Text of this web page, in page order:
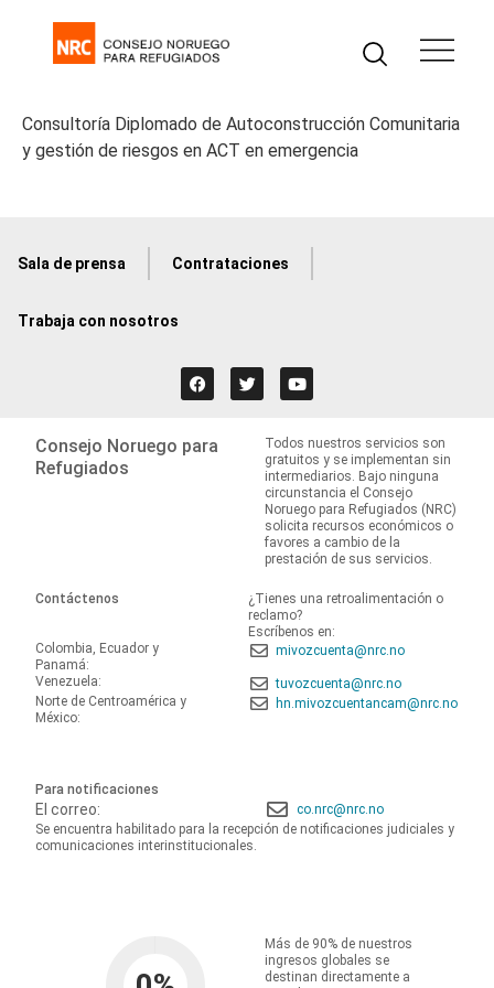
Consultoría Diplomado de Autoconstrucción Comunitaria
y gestión de riesgos en ACT en emergencia
Sala de prensa Contrataciones
Trabaja con nosotros
Consejo Noruego para
Refugiados
Todos nuestros servicios son
gratuitos y se implementan sin
intermediarios. Bajo ninguna
circunstancia el Consejo
Noruego para Refugiados (NRC)
solicita recursos económicos o
favores a cambio de la
prestación de sus servicios.
Contáctenos
¿Tienes una retroalimentación o
reclamo?
Escríbenos en:
Colombia, Ecuador y
Panamá:
mivozcuenta@nrc.no
Venezuela:
tuvozcuenta@nrc.no
Norte de Centroamérica y
México:
hn.mivozcuentancam@nrc.no
Para notificaciones
El correo:
co.nrc@nrc.no
Se encuentra habilitado para la recepción de notificaciones judiciales y
comunicaciones interinstitucionales.
Más de 90% de nuestros
ingresos globales se
destinan directamente a